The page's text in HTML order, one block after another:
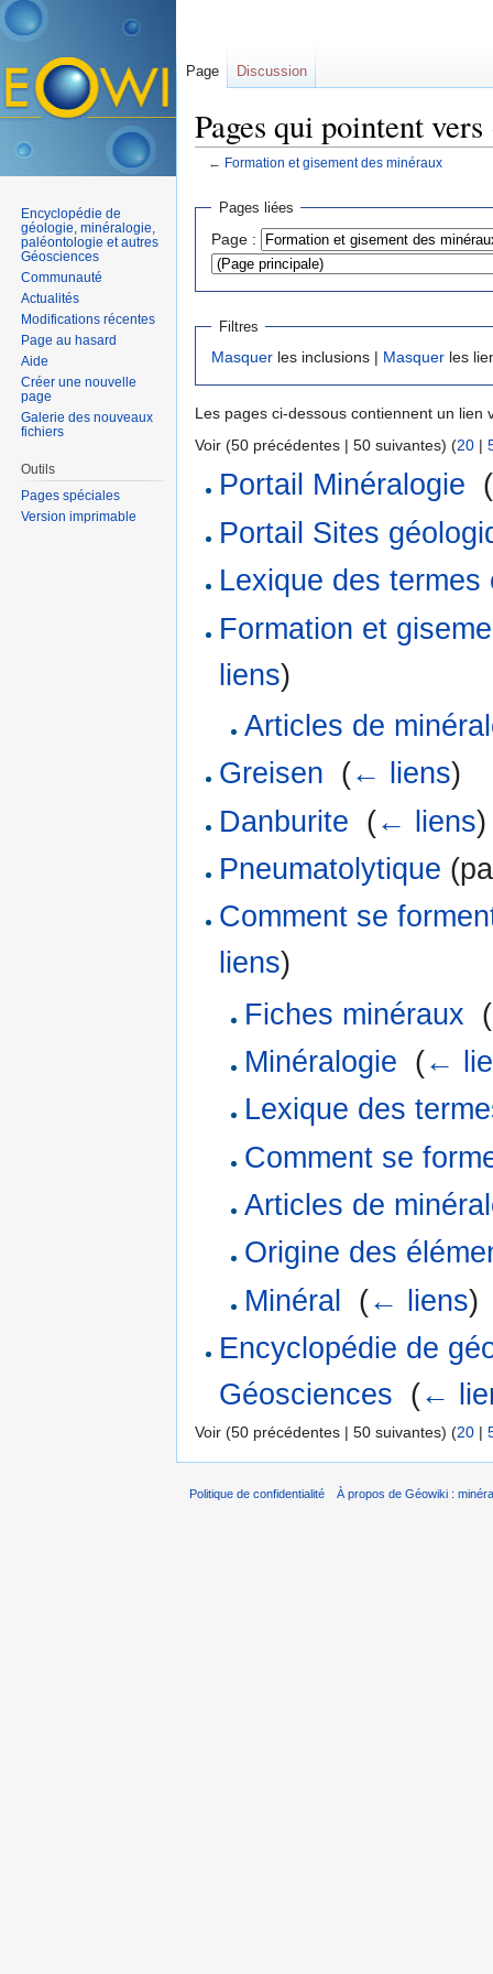
Pages qui pointent
← Formation et gisement des minéraux
Pages liées
Page :
Filtres
Masquer les inclusions | Masquer les
Les pages ci-dessous contiennent un lien
Voir (50 précédentes | 50 suivantes) (20 |
Portail Minéralogie (
Portail Sites
Lexique des
Formation et
liens)
Articles de
Greisen (← liens)
Danburite (← liens)
Pneumatolytique
Comment se
liens)
Fiches minéraux (
Minéralogie (←
Lexique des
Comment se
Articles de
Origine des
Minéral
(← liens)
Encyclopédie de
Géosciences (←
Voir (50 précédentes | 50 suivantes) (20 |
Page Discussion
Encyclopédie de
géologie, minéralogie,
paléontologie et autres
Géosciences
Communauté
Actualités
Modifications récentes
Page au hasard
Aide
Créer une nouvelle
page
Galerie des nouveaux
fichiers
Outils
Pages spéciales
Version imprimable
Politique de confidentialité À propos de Géowiki :